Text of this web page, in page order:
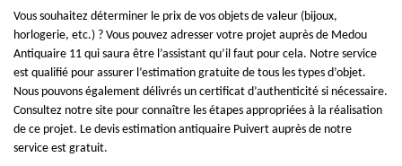
Vous souhaitez déterminer le prix de vos objets de valeur (bijoux,
horlogerie, etc.) ? Vous pouvez adresser votre projet auprès de Medou
Antiquaire 11 qui saura être l’assistant qu’il faut pour cela. Notre service
est qualifié pour assurer l’estimation gratuite de tous les types d’objet.
Nous pouvons également délivrés un certificat d’authenticité si nécessaire.
Consultez notre site pour connaître les étapes appropriées à la réalisation
de ce projet. Le devis estimation antiquaire Puivert auprès de notre
service est gratuit.